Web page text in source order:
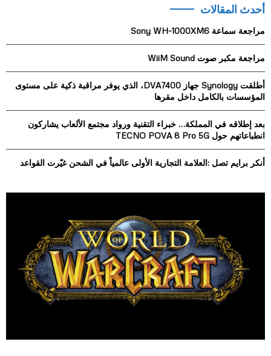
c
f
r
:
C
H
أحدث المقالات
مراجعة سماعة Sony WH-1000XM6
مراجعة مكبر صوت WiiM Sound
أطلقت Synology جهاز DVA7400، الذي يوفر مراقبة ذكية على مستوى
المؤسسات بالكامل داخل مقرها
بعد إطلاقه في المملكة… خبراء التقنية ورواد مجتمع الألعاب يشاركون
انطباعاتهم حول TECNO POVA 8 Pro 5G
أنكر برايم تصل :العلامة التجارية الأولى عالمياً في الشحن غيّرت القواعد